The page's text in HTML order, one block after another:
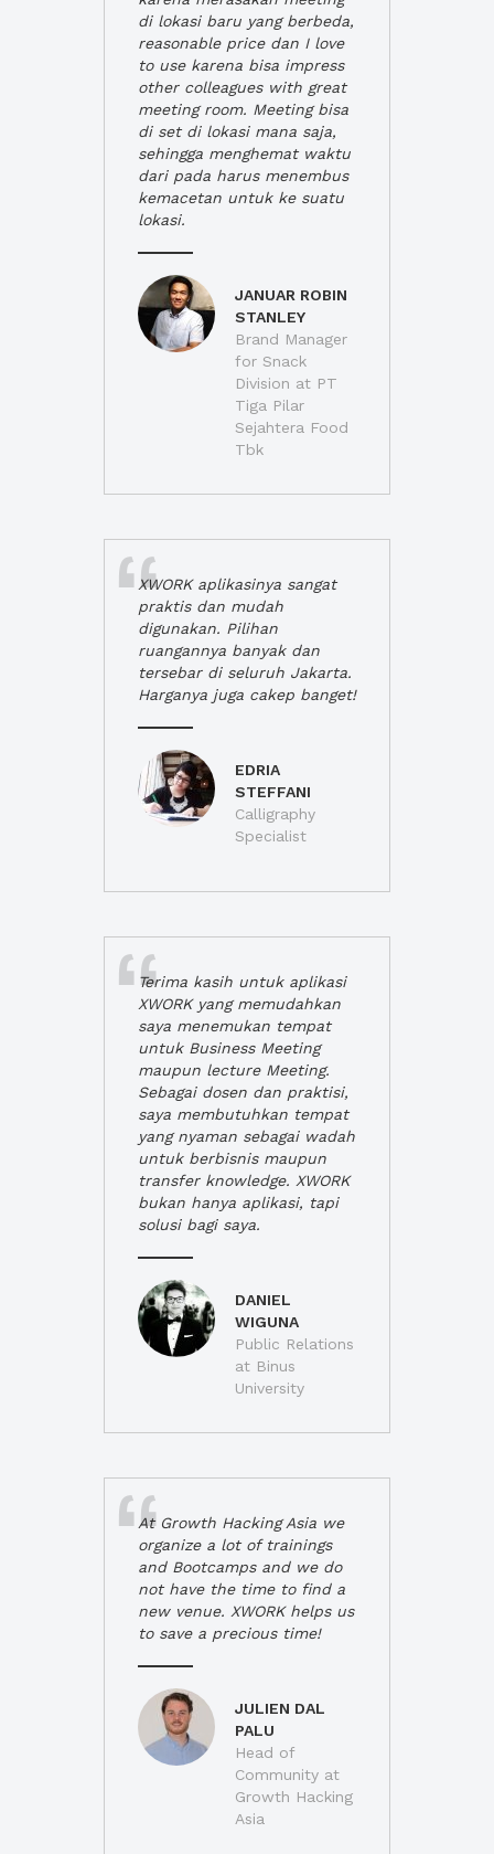
di lokasi baru yang berbeda,
reasonable price dan I love
to use karena bisa impress
other colleagues with great
meeting room. Meeting bisa
di set di lokasi mana saja,
sehingga menghemat waktu
dari pada harus menembus
kemacetan untuk ke suatu
lokasi.
JANUAR ROBIN
STANLEY
Brand Manager
for Snack
Division at PT
Tiga Pilar
Sejahtera Food
Tbk
XWORK aplikasinya sangat
praktis dan mudah
digunakan. Pilihan
ruangannya banyak dan
tersebar di seluruh Jakarta.
Harganya juga cakep banget!
EDRIA
STEFFANI
Calligraphy
Specialist
Terima kasih untuk aplikasi
XWORK yang memudahkan
saya menemukan tempat
untuk Business Meeting
maupun lecture Meeting.
Sebagai dosen dan praktisi,
saya membutuhkan tempat
yang nyaman sebagai wadah
untuk berbisnis maupun
transfer knowledge. XWORK
bukan hanya aplikasi, tapi
solusi bagi saya.
DANIEL
WIGUNA
Public Relations
at Binus
University
At Growth Hacking Asia we
organize a lot of trainings
and Bootcamps and we do
not have the time to find a
new venue. XWORK helps us
to save a precious time!
JULIEN DAL
PALU
Head of
Community at
Growth Hacking
Asia